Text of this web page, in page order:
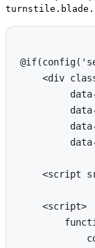
<div
<script
    <script>